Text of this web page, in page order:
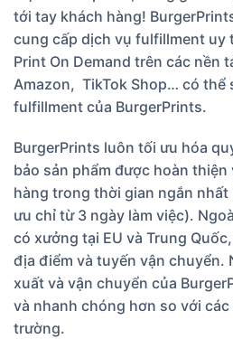
tới tay khách hàng!
cung cấp dịch vụ fulfillment uy
Print On Demand trên các nền
Amazon, TikTok Shop… có thể
fulfillment của BurgerPrints.
BurgerPrints luôn tối ưu hóa
bảo sản phẩm được hoàn
hàng trong thời gian ngắn
ưu chỉ từ 3 ngày làm việc).
có xưởng tại EU và Trung
địa điểm và tuyến vận chuyển.
xuất và vận chuyển của
và nhanh chóng hơn so với
trường.